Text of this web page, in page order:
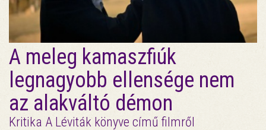
A meleg kamaszfiúk
legnagyobb ellensége nem
az alakváltó démon
Kritika A Léviták könyve című filmről